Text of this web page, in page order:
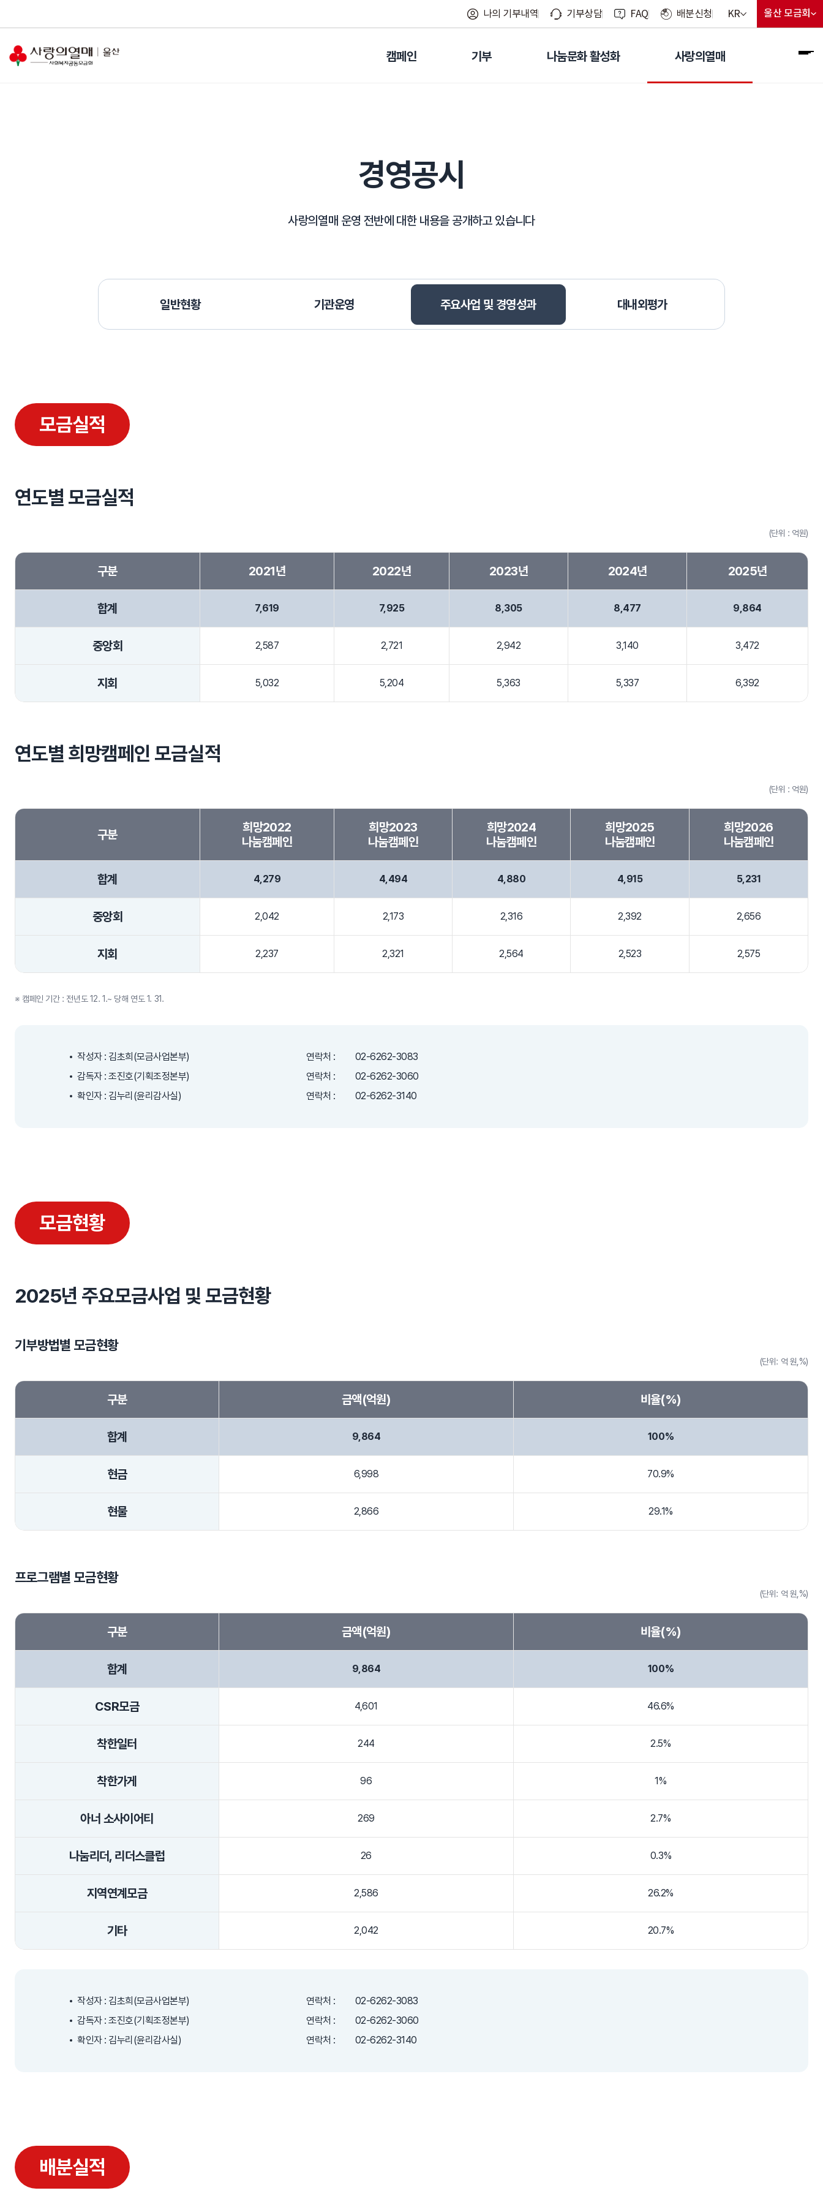
나의 기부내역 기부상담 FAQ 배분신청 언어 선택 메뉴 열기
현재 선택된 언어
KR 지회 선
현재 선
울산 모금회
캠페인 기부 나눔문화 활성화 사랑의열매
경영공시
사랑의열매 운영 전반에 대한 내용을 공개하고 있습니다
일반현황 기관운영 주요사업 및 경영성과 대내외평가
모금실적
연도별 모금실적
(단위 : 억원)
구분 2021년 2022년 2023년 2024년 2025년
합계 7,619 7,925 8,305 8,477 9,864
중앙회 2,587 2,721 2,942 3,140 3,472
지회 5,032 5,204 5,363 5,337 6,392
연도별 희망캠페인 모금실적
(단위 : 억원)
구분
희망2022
나눔캠페인
희망2023
나눔캠페인
희망2024
나눔캠페인
희망2025
나눔캠페인
희망2026
나눔캠페인
합계 4,279 4,494 4,880 4,915 5,231
중앙회 2,042 2,173 2,316 2,392 2,656
지회 2,237 2,321 2,564 2,523 2,575
※ 캠페인 기간 : 전년도 12. 1.~ 당해 연도 1. 31.
작성자 : 김초희(모금사업본부) 연락처 :
02-6262-3083
감독자 : 조진호(기획조정본부)
연락처 :
02-6262-3060
확인자 : 김누리(윤리감사실)
연락처 : 02-6262-3140
모금현황
2025년 주요모금사업 및 모금현황
기부방법별 모금현황
(단위: 억 원,%)
구분 금액(억원) 비율(%)
합계 9,864 100%
현금 6,998 70.9%
현물 2,866 29.1%
프로그램별 모금현황
(단위: 억 원,%)
구분 금액(억원) 비율(%)
합계 9,864 100%
CSR모금 4,601 46.6%
착한일터 244 2.5%
착한가게 96 1%
아너 소사이어티 269 2.7%
나눔리더, 리더스클럽 26 0.3%
지역연계모금 2,586 26.2%
기타 2,042 20.7%
작성자 : 김초희(모금사업본부) 연락처 :
02-6262-3083
감독자 : 조진호(기획조정본부)
연락처 :
02-6262-3060
확인자 : 김누리(윤리감사실)
연락처 : 02-6262-3140
배분실적